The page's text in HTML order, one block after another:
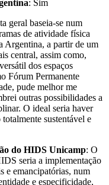
: Sim
geral baseia-se num
de atividade física
Argentina, a partir de um
central, assim como,
dos espaços
Fórum Permanente
pude melhor me
outras possibilidades a
O ideal seria haver
sustentável e
do HIDS Unicamp: O
seria a implementação
e emancipatórias, num
e especificidade,